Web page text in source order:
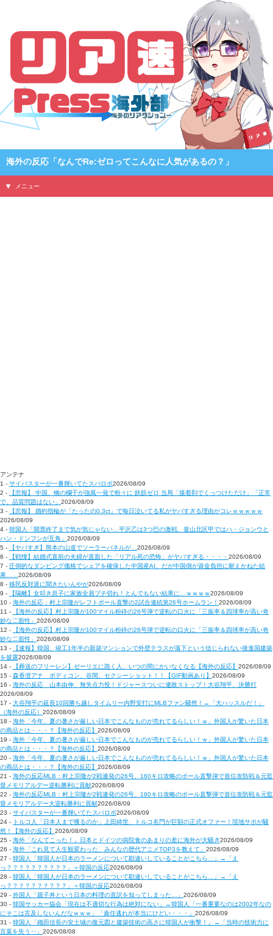
海外の反応「なんでRe:ゼロってこんなに人気があるの？」
メニュー
アンテナ
1 - サイバスターが一番輝いてたスパロボ2026/08/09
2 -
【悲報】 中国、橋の欄干が強風一発で粉々に 鉄筋ゼロ 当局「接着剤でくっつけただけ」「正常
で、品質問題はない」 2026/08/09
3 -
【悲報】 婚約指輪が「たったの0.3ct」で毎日泣いてる私がヤバすぎる理由がコレｗｗｗｗｗ
2026/08/09
4 - 韓国人「開票終了まで気が気じゃない…平沢乙は3つ巴の激戦、釜山北区甲ではハ・ジョンウと
ハン・ドンフンが互角」 2026/08/09
5 -
【ヤバすぎ】熊本の山道でソーラーパネルが…2026/08/09
6 -
【戦慄】結婚式直前の夫婦が直面した「リアル死の恐怖」がヤバすぎる・・・・ 2026/08/09
7 - 圧倒的なダンピング価格でシェアを確保した中国産AI、だが中国側が資金負担に耐えかねた結
果……2026/08/09
8 - 移民反対派に聞きたいんやが2026/08/09
9 -
【隔離】女叩き息子に家族全員ブチ切れ！とんでもない結果に…ｗｗｗｗ2026/08/09
10 - 海外の反応：村上宗隆がレフトポール直撃の2試合連続第26号ホームラン！ 2026/08/09
11 -
【海外の反応】村上宗隆が100マイル粉砕の26号弾で逆転の口火に「三振率＆四球率が高い奇
妙な二面性」 2026/08/09
12 -
【海外の反応】村上宗隆が100マイル粉砕の26号弾で逆転の口火に「三振率＆四球率が高い奇
妙な二面性」 2026/08/09
13 -
【速報】韓国、竣工1年半の新築マンションで外壁テラスが落下という信じられない後進国建築
を披露2026/08/09
14 -
【葬送のフリーレン】ゼーリエに跪く人、いつの間にかいなくなる【海外の反応】 2026/08/09
15 - 森香澄アナ ボディコン、谷間、セクシーショット！！【GIF動画あり】 2026/08/09
16 - 海外の反応 山本由伸、無失点力投！ドジャースついに連敗ストップ！大谷翔平、決勝打
2026/08/09
17 - 大谷翔平の延長10回勝ち越しタイムリー内野安打にMLBファン騒然！←「大ハッスルだ！」
（海外の反応） 2026/08/09
18 - 海外「今年、夏の暑さが厳しい日本でこんなものが売れてるらしい！ｗ」外国人が驚いた日本
の商品とは・・・？【海外の反応】 2026/08/09
19 - 海外「今年、夏の暑さが厳しい日本でこんなものが売れてるらしい！ｗ」外国人が驚いた日本
の商品とは・・・？【海外の反応】 2026/08/09
20 - 海外「今年、夏の暑さが厳しい日本でこんなものが売れてるらしい！ｗ」外国人が驚いた日本
の商品とは・・・？【海外の反応】 2026/08/09
21 - 海外の反応MLB：村上宗隆が2戦連発の26号、160キロ攻略のポール直撃弾で首位攻防戦＆元監
督メモリアルデー逆転勝利に貢献2026/08/09
22 - 海外の反応MLB：村上宗隆が2戦連発の26号、160キロ攻略のポール直撃弾で首位攻防戦＆元監
督メモリアルデー大逆転勝利に貢献2026/08/09
23 - サイバスターが一番輝いてたスパロボ2026/08/09
24 - トルコ人「日本人まで獲るのか」上田綺世、トルコ名門が巨額の正式オファー！現地サポが騒
然！【海外の反応】 2026/08/09
25 - 海外「なんてこった！」日本とドイツの病院食のあまりの差に海外が大騒ぎ2026/08/09
26 - 海外「これ見て人生観変わった、みんなの歴代アニメTOP3を教えて」 2026/08/09
27 - 韓国人「韓国人が日本のラーメンについて勘違いしていることがこちら…」→「え
っ？？？？？？？？？？」＝韓国の反応2026/08/09
28 - 韓国人「韓国人が日本のラーメンについて勘違いしていることがこちら…」→「え
っ？？？？？？？？？？」＝韓国の反応2026/08/09
29 - 外国人「親子丼という日本の料理の直訳を知ってしまった…」 2026/08/09
30 - 韓国サッカー協会「現在は不適切な行為は絶対にない」→韓国人「一番重要なのは2002年なの
にそこは言及しないんだなｗｗｗ」「責任逃れが本当にひどい・・・」 2026/08/09
31 - 韓国人「織田信長の安土城の復元図と建築技術の高さに韓国人が衝撃！」→「当時の技術力に
言葉を失う‥」 2026/08/08